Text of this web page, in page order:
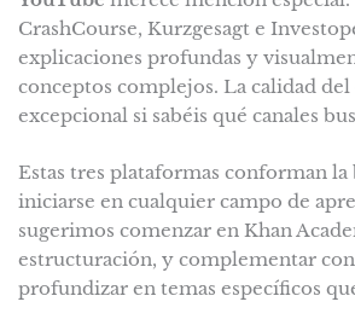
CrashCourse, Kurzgesagt e
explicaciones profundas y
conceptos complejos. La calidad
excepcional si sabéis qué canales
Estas tres plataformas conforman la
iniciarse en cualquier campo de
sugerimos comenzar en Khan
estructuración, y complementar con
profundizar en temas específicos